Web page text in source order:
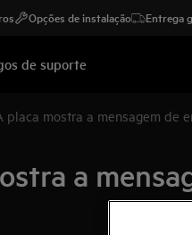
Opções de instalação Entrega
de suporte
placa mostra a mensagem de
a